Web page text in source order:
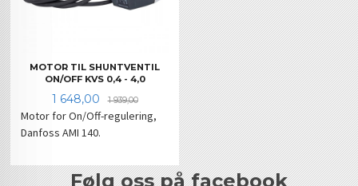
MOTOR TIL SHUNTVENTIL
ON/OFF KVS 0,4 - 4,0
Tilbud
1 648,00 1 939,00Rabatt
Motor for On/Off-regulering,
Danfoss AMI 140.
følg oss på facebook